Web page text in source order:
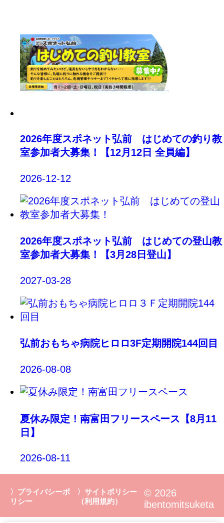
2026年度スポネット弘前 はじめての釣り教
室参加者大募集！【12月12日 全員編】
2026-12-12
2026年度スポネット弘前 はじめての登山教
室参加者大募集！【3月28日登山】
2027-03-28
弘前おもちゃ病院ヒロロ3F定期開院144回目
2026-08-08
夏休み限定！南富田フリースペース【8月11
日】
2026-08-11
〉プライバシーポ
リシー
〉サイトポリシー
（利用規約）
© 2026
ibentomitsuketa